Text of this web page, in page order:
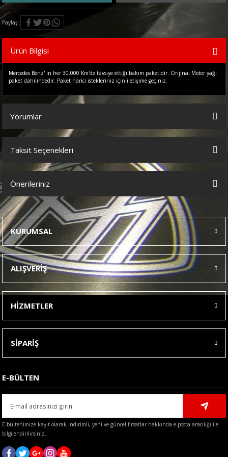
Paylaş
Ürün Bilgisi
Mercedes Benz' in her 30.000 Km'de tavsiye ettiği bakım paketidir. Orijinal Motor yağı
paket dahilindedir. Paket harici istekleriniz için iletişime geçiniz.
Yorumlar
Bu ürüne ilk yorumu siz yapın!
Taksit Seçenekleri
Önerileriniz
Bu ürünün fiyat bilgisi, resim, ürün açıklamalarında ve diğer
konularda yetersiz gördüğünüz noktaları öneri formunu kullanarak
tarafımıza iletebilirsiniz.
Görüş ve önerileriniz için teşekkür ederiz.
Ürün resmi kalitesiz, bozuk veya görüntülenemiyor.
Ürün açıklamasında eksik bilgiler bulunuyor.
Ürün bilgilerinde hatalar bulunuyor.
Ürün fiyatı diğer sitelerden daha pahalı.
Bu ürüne benzer farklı alternatifler olmalı.
Gönder
KURUMSAL
ALIŞVERİŞ
HİZMETLER
SİPARİŞ
E-BÜLTEN
E-bültenimize kayıt olarak indirimli, yeni ve güncel fırsatlar hakkında e-posta aracılığı ile
bilgilendirilirsiniz.